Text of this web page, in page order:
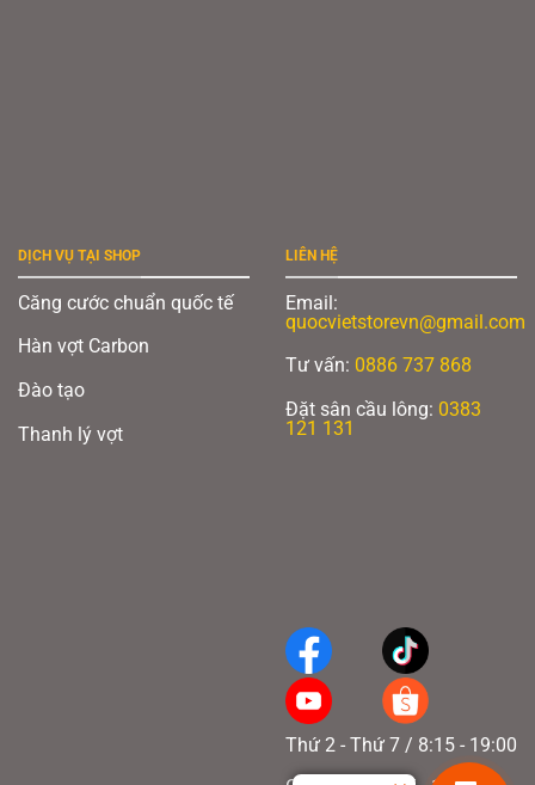
DỊCH VỤ TẠI SHOP
Căng cước chuẩn quốc tế
Hàn vợt Carbon
Đào tạo
Thanh lý vợt
LIÊN HỆ
Email:
quocvietstorevn@gmail.com
Tư vấn: 0886 737 868
Đặt sân cầu lông: 0383
121 131
Thứ 2 - Thứ 7 / 8:15 - 19:00